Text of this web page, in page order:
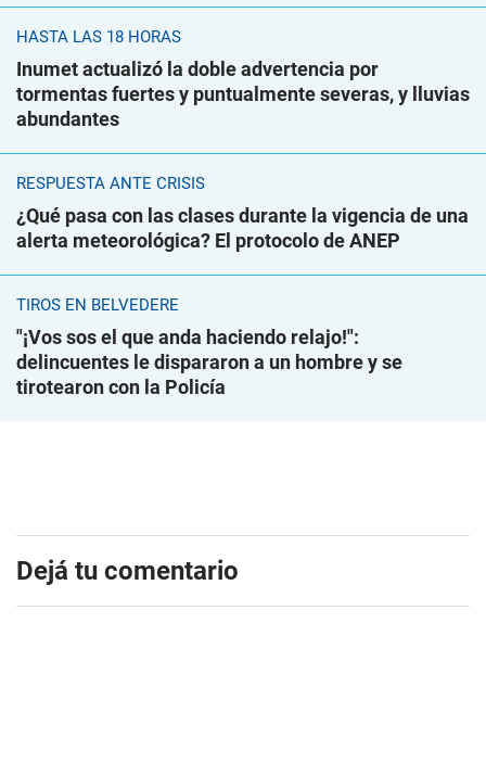
HASTA LAS 18 HORAS
Inumet actualizó la doble advertencia por
tormentas fuertes y puntualmente severas, y lluvias
abundantes
RESPUESTA ANTE CRISIS
¿Qué pasa con las clases durante la vigencia de una
alerta meteorológica? El protocolo de ANEP
TIROS EN BELVEDERE
"¡Vos sos el que anda haciendo relajo!":
delincuentes le dispararon a un hombre y se
tirotearon con la Policía
Dejá tu comentario